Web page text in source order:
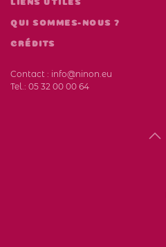
QUI SOMMES-NOUS ?
CRÉDITS
Contact : info@ninon.eu
Tel.: 05 32 00 00 64